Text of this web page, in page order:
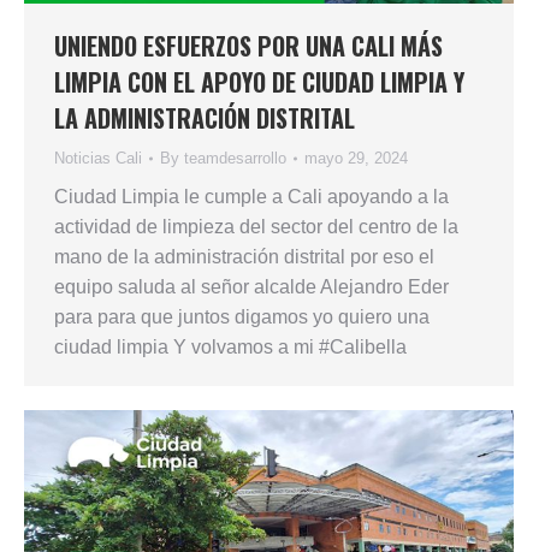
UNIENDO ESFUERZOS POR UNA CALI MÁS
LIMPIA CON EL APOYO DE CIUDAD LIMPIA Y
LA ADMINISTRACIÓN DISTRITAL
Noticias Cali By teamdesarrollo mayo 29, 2024
Ciudad Limpia le cumple a Cali apoyando a la
actividad de limpieza del sector del centro de la
mano de la administración distrital por eso el
equipo saluda al señor alcalde Alejandro Eder
para para que juntos digamos yo quiero una
ciudad limpia Y volvamos a mi #Calibella